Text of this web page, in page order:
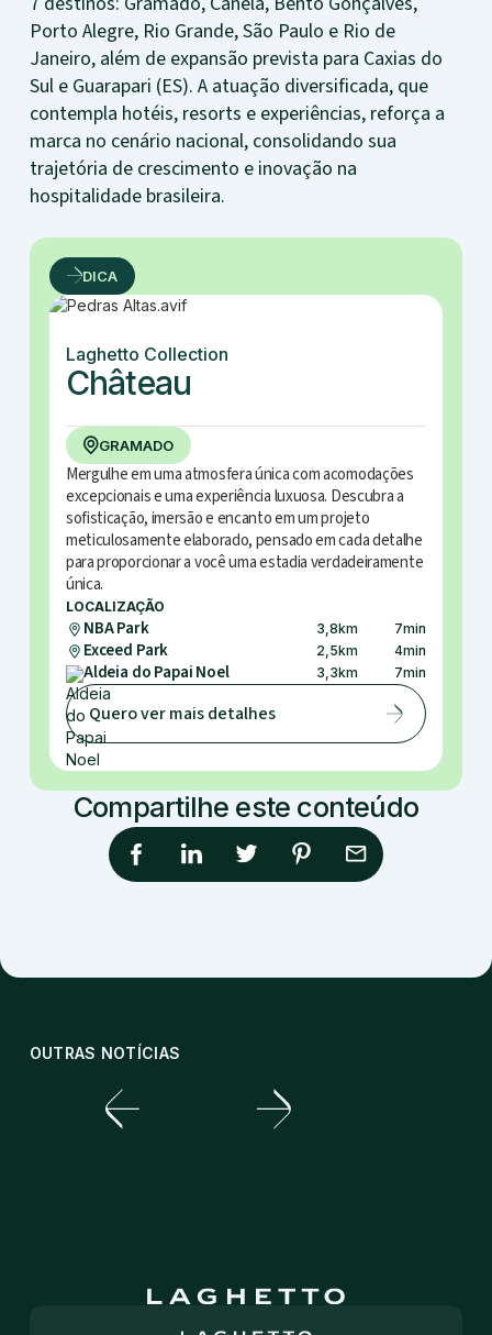
Porto Alegre, Rio Grande, São Paulo e Rio de
Janeiro, além de expansão prevista para Caxias do
Sul e Guarapari (ES). A atuação diversificada, que
contempla hotéis, resorts e experiências, reforça a
marca no cenário nacional, consolidando sua
trajetória de crescimento e inovação na
hospitalidade brasileira.
DICA
Laghetto Collection
Château
GRAMADO
Mergulhe em uma atmosfera única com acomodações
excepcionais e uma experiência luxuosa. Descubra a
sofisticação, imersão e encanto em um projeto
meticulosamente elaborado, pensado em cada detalhe
para proporcionar a você uma estadia verdadeiramente
única.
LOCALIZAÇÃO
NBA Park 3,8km 7min
Exceed Park 2,5km 4min
Aldeia do Papai Noel 3,3km 7min
Quero ver mais detalhes
Compartilhe este conteúdo
OUTRAS NOTÍCIAS